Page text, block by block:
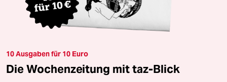
10 Ausgaben für 10 Euro
Die Wochenzeitung mit taz-Blick